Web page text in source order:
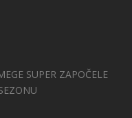
SUPER ZAPOČELE